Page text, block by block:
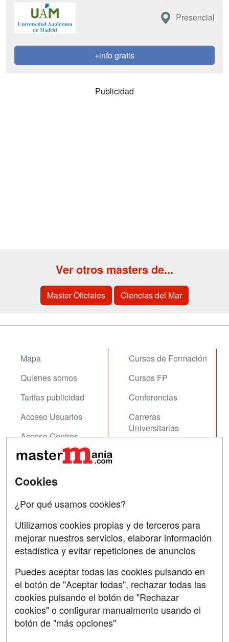
Presencial
+info gratis
Publicidad
Ver otros masters de...
Master Oficiales Ciencias del Mar
Mapa
Quienes somos
Tarifas publicidad
Acceso Usuarios
Acceso Centros
Cursos de Formación
Cursos FP
Conferencias
Carreras
Universitarias
Contactar
Copyleft
Grupo formazion:
Cookies
¿Por qué usamos cookies?
Utilizamos cookies propias y de terceros para
mejorar nuestros servicios, elaborar información
estadística y evitar repeticiones de anuncios
Puedes aceptar todas las cookies pulsando en
el botón de "Aceptar todas", rechazar todas las
cookies pulsando el botón de "Rechazar
cookies" o configurar manualmente usando el
botón de "más opciones"